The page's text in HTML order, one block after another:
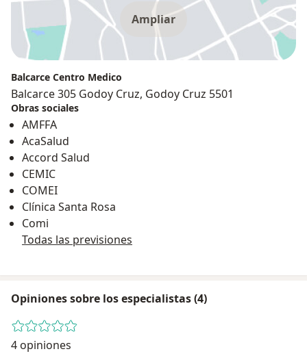
Ampliar
Balcarce Centro Medico
Balcarce 305 Godoy Cruz, Godoy Cruz 5501
Obras sociales
AMFFA
AcaSalud
Accord Salud
CEMIC
COMEI
Clínica Santa Rosa
Comi
Todas las previsiones
Opiniones sobre los especialistas (4)
4 opiniones